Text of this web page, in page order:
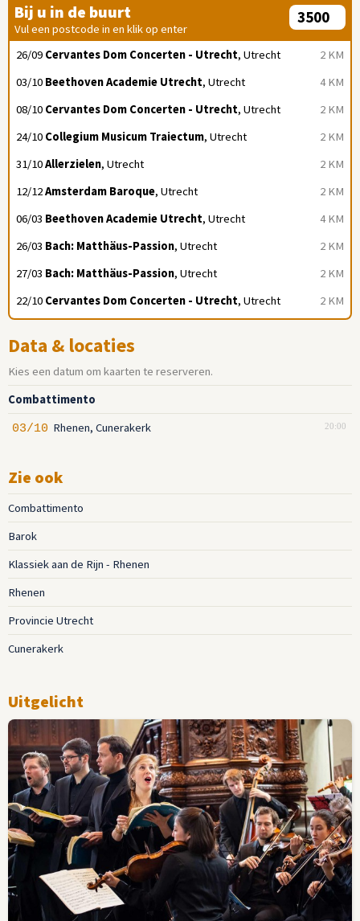
Bij u in de buurt
Vul een postcode in en klik op enter
2 KM
26/09 Cervantes Dom Concerten - Utrecht, Utrecht
4 KM
03/10 Beethoven Academie Utrecht, Utrecht
2 KM
08/10 Cervantes Dom Concerten - Utrecht, Utrecht
2 KM
24/10 Collegium Musicum Traiectum, Utrecht
2 KM
31/10Allerzielen, Utrecht
2 KM
12/12Amsterdam Baroque, Utrecht
4 KM
06/03 Beethoven Academie Utrecht, Utrecht
2 KM
26/03 Bach: Matthäus-Passion, Utrecht
2 KM
27/03 Bach: Matthäus-Passion, Utrecht
2 KM
22/10 Cervantes Dom Concerten - Utrecht, Utrecht
Data & locaties
Kies een datum om kaarten te reserveren.
Combattimento
20:00
03/10 Rhenen, Cunerakerk
Zie ook
Combattimento
Barok
Klassiek aan de Rijn - Rhenen
Rhenen
Provincie Utrecht
Cunerakerk
Uitgelicht